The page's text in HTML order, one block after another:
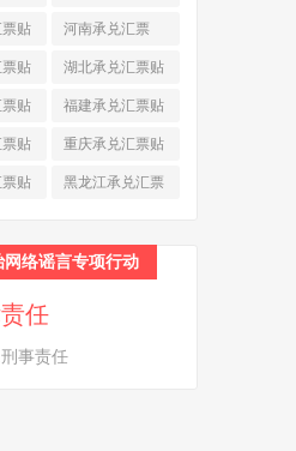
现(774)
贴
河南承兑汇票
(518)
贴
湖北承兑汇票贴
现(587)
贴
福建承兑汇票贴
现(945)
贴
重庆承兑汇票贴
现(232)
票贴
黑龙江承兑汇票
络谣言专项行动
任
事责任